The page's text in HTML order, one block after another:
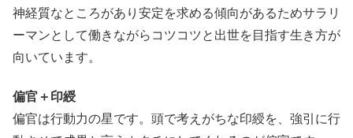
神経質なところがあり安定を求める傾向があるためサラリ
ーマンとして働きながらコツコツと出世を目指す生き方が
向いています。
偏官＋印綬
偏官は行動力の星です。頭で考えがちな印綬を、強引に行